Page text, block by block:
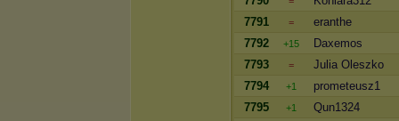
7791
=
eranthe
7792
+15
Daxemos
7793
=
Julia Oleszko
7794
+1
prometeusz1
7795
+1
Qun1324